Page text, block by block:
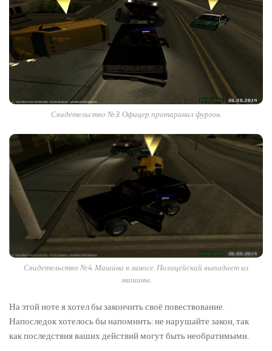
Свидетельство №3. Офицер протаранил фургон.
Свидетельство №4. Машина в заносе. Полицейский выпадает из
машины.
На этой ноте я хотел бы закончить своё повествование.
Напоследок хотелось бы напомнить: не нарушайте закон, так
как последствия ваших действий могут быть необратимыми.